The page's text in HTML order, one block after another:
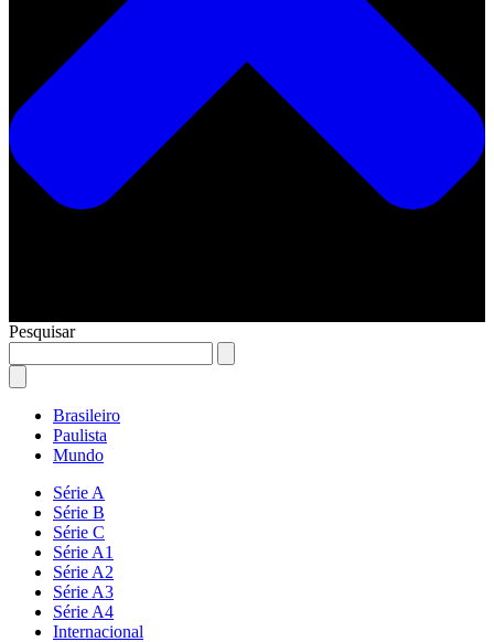
Pesquisar
Brasileiro
Paulista
Mundo
Série A
Série B
Série C
Série A1
Série A2
Série A3
Série A4
Internacional